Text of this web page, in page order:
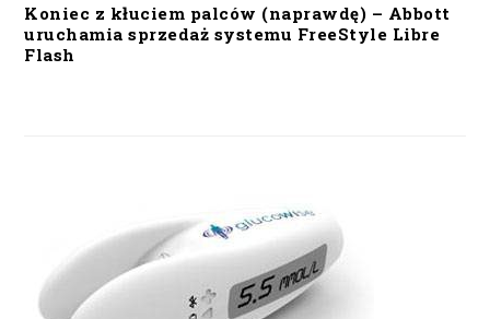
Koniec z kłuciem palców (naprawdę) – Abbott
uruchamia sprzedaż systemu FreeStyle Libre
Flash